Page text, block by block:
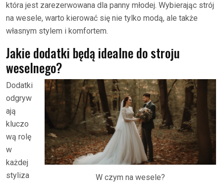
która jest zarezerwowana dla panny młodej. Wybierając strój
na wesele, warto kierować się nie tylko modą, ale także
własnym stylem i komfortem.
Jakie dodatki będą idealne do stroju
weselnego?
W czym na wesele?
Dodatki
odgryw
ają
kluczo
wą rolę
w
każdej
styliza